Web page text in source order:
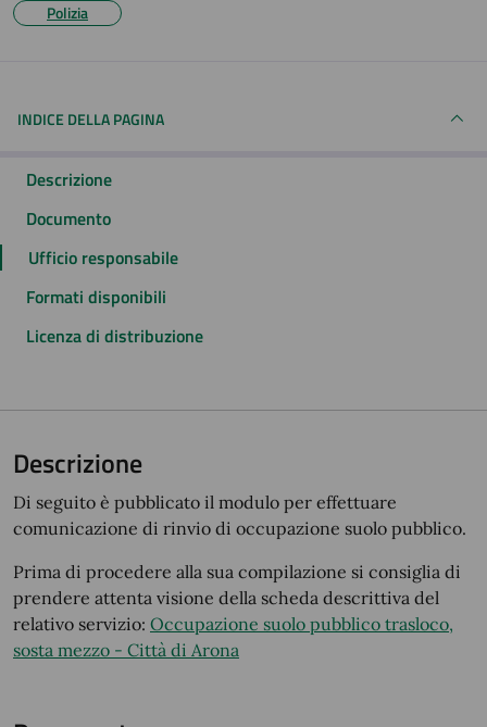
Polizia
INDICE DELLA PAGINA
Descrizione
Documento
Ufficio responsabile
Formati disponibili
Licenza di distribuzione
Descrizione
Di seguito è pubblicato il modulo per effettuare
comunicazione di rinvio di occupazione suolo pubblico.
Prima di procedere alla sua compilazione si consiglia di
prendere attenta visione della scheda descrittiva del
relativo servizio: Occupazione suolo pubblico trasloco,
sosta mezzo - Città di Arona